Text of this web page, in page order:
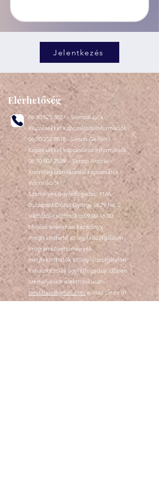
Jelentkezés
Elérhetőség
06 30 525 3827 - Somodi Lilla -
Képzésekkel kapcsolatos információk
06 20 252 8818 - Simon Gellért -
Képzésekkel kapcsolatos információk
06 70 907 2539- Simon András -
Kizárólag számlázással kapcsolatos
információk
Személyes ügyfélfogadás: 1146
Budapest Dózsa György út 29 fsz. 2.
Hétfőtől-csütörtökig 09.00-16.00
Minőségirányítási kézikönyv
megtekinthető az ügyfélszolgálaton
Programkövetelmények
megtekinthetők az ügyfélszolgálaton
Panaszkezelés ügyfélfogadási időben
személyesen elektronikusan
tanulhass@gmail.come-mail címre írt
levélben, telefonon a06305253827-es